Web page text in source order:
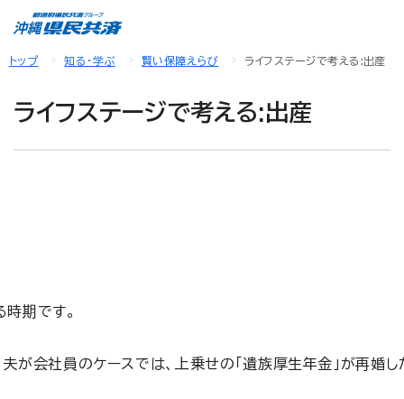
トップ 知る・学ぶ 賢い保障えらび ライフステージで考える:出産
ライフステージで考える:出産
期です。
会社員のケースでは、上乗せの「遺族厚生年金」